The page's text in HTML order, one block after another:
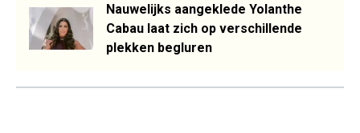
Nauwelijks aangeklede Yolanthe
Cabau laat zich op verschillende
plekken begluren